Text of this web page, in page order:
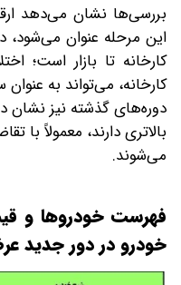
بررسی‌ها نشان می‌دهد
این مرحله عنوان می‌شود،
کارخانه تا بازار است؛
کارخانه، می‌تواند به
دوره‌های گذشته نیز
بالاتری دارند، معمولاً با
می‌شوند.
فهرست خودروها و
خودرو در دور جدید